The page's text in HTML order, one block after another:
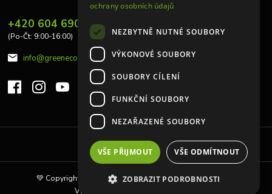
+420 604 690 848
(Po-Čt: 9:00-16:00)
info@greeneco.cz
Upravit sběr cookies.
💚 Copyright © 2010 | Tepelná technika Greeneco s.r.o 💚
Vytvořeno na
ochrany osobních údajů
NEZBYTNĚ NUTNÉ SOUBORY
VÝKONOVÉ SOUBORY
SOUBORY CÍLENÍ
FUNKČNÍ SOUBORY
NEZAŘAZENÉ SOUBORY
VŠE PŘIJMOUT VŠE ODMÍTNOUT
ZOBRAZIT PODROBNOSTI